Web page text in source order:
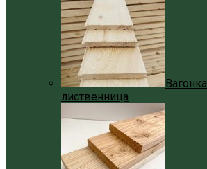
лиственница